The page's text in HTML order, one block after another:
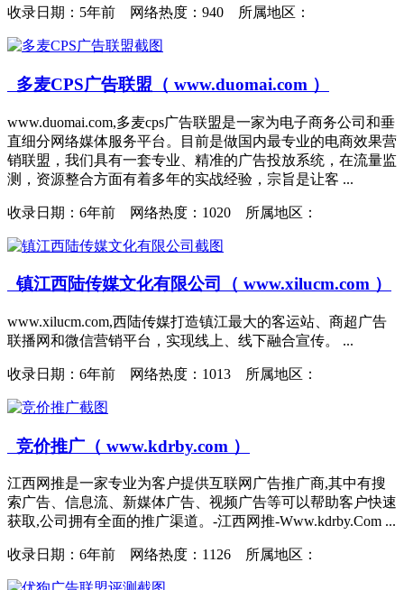
收录日期： 5年前 网络热度：940 所属地区：
多麦CPS广告联盟（ www.duomai.com ）
www.duomai.com,多麦cps广告联盟是一家为电子商务公司和垂
直细分网络媒体服务平台。目前是做国内最专业的电商效果营
销联盟，我们具有一套专业、精准的广告投放系统，在流量监
测，资源整合方面有着多年的实战经验，宗旨是让客 ...
收录日期： 6年前 网络热度：1020 所属地区：
镇江西陆传媒文化有限公司（ www.xilucm.com ）
www.xilucm.com,西陆传媒打造镇江最大的客运站、商超广告
联播网和微信营销平台，实现线上、线下融合宣传。 ...
收录日期： 6年前 网络热度：1013 所属地区：
竞价推广（ www.kdrby.com ）
江西网推是一家专业为客户提供互联网广告推广商,其中有搜
索广告、信息流、新媒体广告、视频广告等可以帮助客户快速
获取,公司拥有全面的推广渠道。-江西网推-Www.kdrby.Com ...
收录日期： 6年前 网络热度：1126 所属地区：